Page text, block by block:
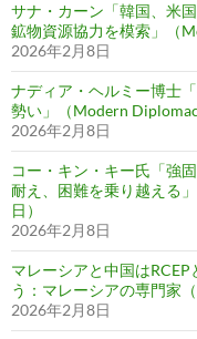
サナ・カーン「韓国、米
鉱物資源協力を模索」（
2026年2月8日
ナディア・ヘルミー博士
勢い」（Modern
2026年2月8日
コー・キン・キー氏「強
耐え、困難を乗り越える
日）
2026年2月8日
マレーシアと中国は
う：マレーシアの専門家
2026年2月8日